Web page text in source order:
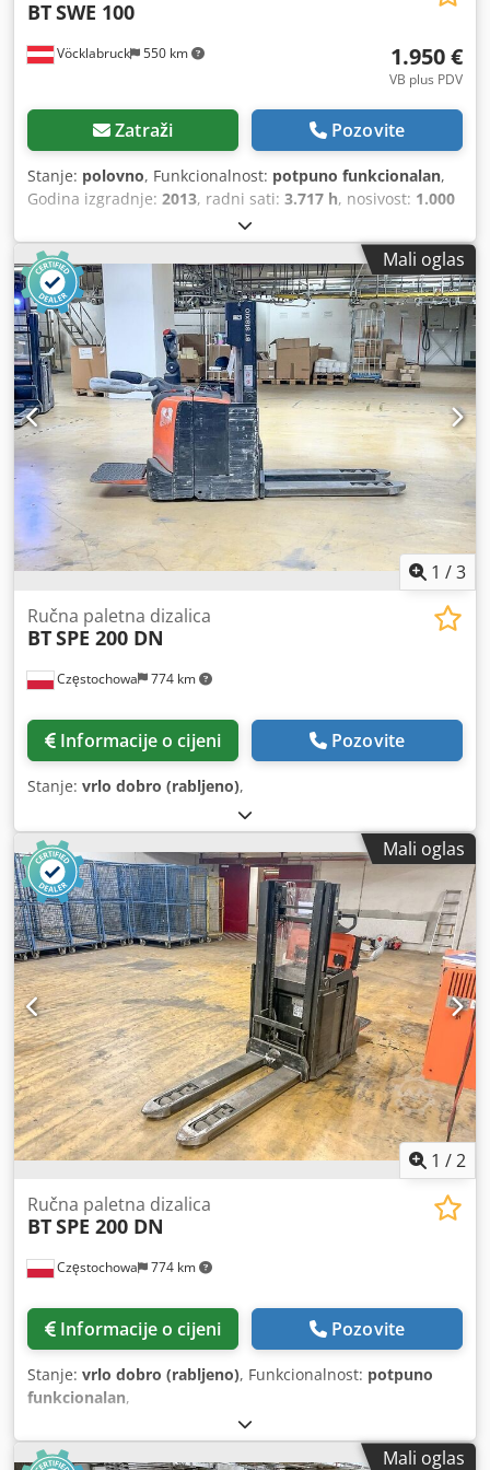
Vöcklabruck 550 km
BTSWE 100
1.950 €
VB plus PDV
Zatraži Pozovite
Stanje: polovno, Funkcionalnost: potpuno funkcionalan,
Godina izgradnje: 2013, radni sati: 3.717 h, nosivost: 1.000
2.700 mm
vrsta jarbola:dupleks, građevinska visina:1.850 mm,
duljina vilica:1.150 mm, vrsta pogona:Elektro, Mali oglas
1 /3
Częstochowa 774 km
Ručna paletna dizalica
BTSPE 200 DN
Informacije o cijeni Pozovite
Stanje: vrlo dobro (rabljeno),
Mali oglas
1 /2
Częstochowa 774 km
Ručna paletna dizalica
BTSPE 200 DN
Informacije o cijeni Pozovite
Stanje: vrlo dobro (rabljeno), Funkcionalnost: potpuno
funkcionalan,
Mali oglas